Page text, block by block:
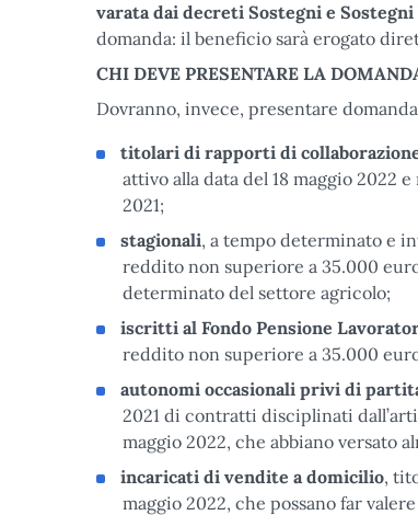
varata dai decreti Sostegni e Sostegni
domanda: il beneficio sarà erogato
CHI DEVE PRESENTARE LA
Dovranno, invece, presentare
titolari di rapporti di
attivo alla data del 18 maggio
2021;
stagionali, a tempo determinato e
reddito non superiore a 35.000
determinato del settore agricolo;
iscritti al Fondo Pensione
reddito non superiore a 35.000
autonomi occasionali privi di
2021 di contratti disciplinati
maggio 2022, che abbiano versato
incaricati di vendite a domicilio,
maggio 2022, che possano far